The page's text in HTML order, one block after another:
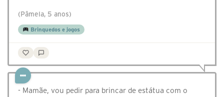
(Pâmela, 5 anos)
Brinquedos e jogos
- Mamãe, vou pedir para brincar de estátua com o